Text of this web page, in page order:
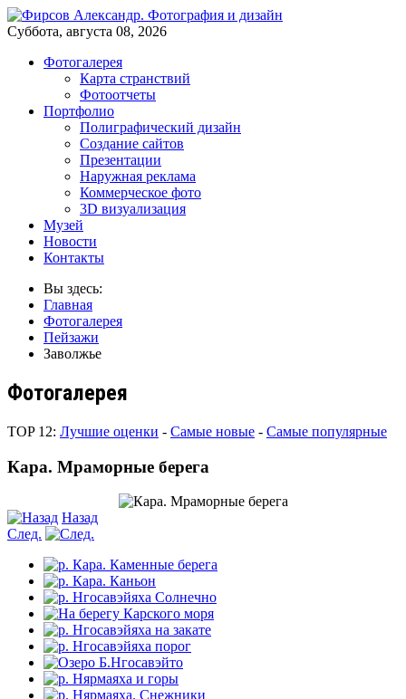
Суббота, августа 08, 2026
Фотогалерея
Карта странствий
Фотоотчеты
Портфолио
Полиграфический дизайн
Создание сайтов
Презентации
Наружная реклама
Коммерческое фото
3D визуализация
Музей
Новости
Контакты
Вы здесь:
Главная
Фотогалерея
Пейзажи
Заволжье
Фотогалерея
TOP 12: Лучшие оценки - Самые новые - Самые популярные
Кара. Мраморные берега
Назад
След.